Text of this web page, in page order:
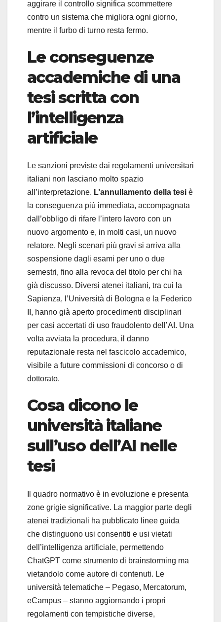
aggirare il controllo significa scommettere
contro un sistema che migliora ogni giorno,
mentre il furbo di turno resta fermo.
Le conseguenze
accademiche di una
tesi scritta con
l’intelligenza
artificiale
Le sanzioni previste dai regolamenti universitari
italiani non lasciano molto spazio
all’interpretazione. L’annullamento della tesi è
la conseguenza più immediata, accompagnata
dall’obbligo di rifare l’intero lavoro con un
nuovo argomento e, in molti casi, un nuovo
relatore. Negli scenari più gravi si arriva alla
sospensione dagli esami per uno o due
semestri, fino alla revoca del titolo per chi ha
già discusso. Diversi atenei italiani, tra cui la
Sapienza, l’Università di Bologna e la Federico
II, hanno già aperto procedimenti disciplinari
per casi accertati di uso fraudolento dell’AI. Una
volta avviata la procedura, il danno
reputazionale resta nel fascicolo accademico,
visibile a future commissioni di concorso o di
dottorato.
Cosa dicono le
università italiane
sull’uso dell’AI nelle
tesi
Il quadro normativo è in evoluzione e presenta
zone grigie significative. La maggior parte degli
atenei tradizionali ha pubblicato linee guida
che distinguono usi consentiti e usi vietati
dell’intelligenza artificiale, permettendo
ChatGPT come strumento di brainstorming ma
vietandolo come autore di contenuti. Le
università telematiche – Pegaso, Mercatorum,
eCampus – stanno aggiornando i propri
regolamenti con tempistiche diverse,